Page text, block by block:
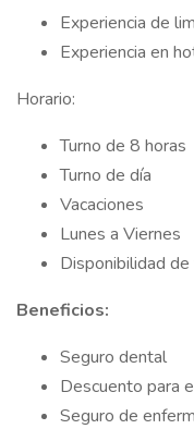
Experiencia de
Experiencia en
Horario:
Turno de 8 horas
Turno de día
Vacaciones
Lunes a Viernes
Disponibilidad
Beneficios:
Seguro dental
Descuento para
Seguro de